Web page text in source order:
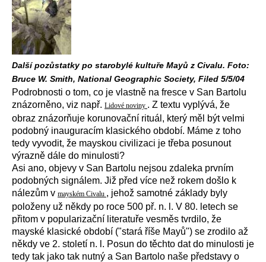
Další pozůstatky po starobylé kultuře Mayů z Civalu. Foto:
Bruce W. Smith, National Geographic Society, Filed 5/5/04
Podrobnosti o tom, co je vlastně na fresce v San Bartolu
znázorněno, viz např. Lidové noviny . Z textu vyplývá, že
obraz znázorňuje korunovační rituál, který měl být velmi
podobný inauguracím klasického období. Máme z toho
tedy vyvodit, že mayskou civilizaci je třeba posunout
výrazně dále do minulosti?
Asi ano, objevy v San Bartolu nejsou zdaleka prvním
podobných signálem. Již před více než rokem došlo k
nálezům v mayském Civalu , jehož samotné základy byly
položeny už někdy po roce 500 př. n. l. V 80. letech se
přitom v popularizační literatuře vesměs tvrdilo, že
mayské klasické období ("stará říše Mayů") se zrodilo až
někdy ve 2. století n. l. Posun do těchto dat do minulosti je
tedy tak jako tak nutný a San Bartolo naše představy o